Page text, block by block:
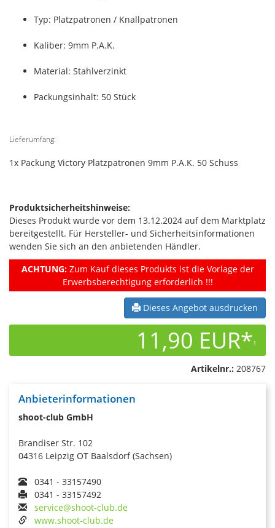
Typ: Platzpatronen / Knallpatronen
Kaliber: 9mm P.A.K.
Material: Stahlverzinkt
Packungsinhalt: 50 Stück
Lieferumfang:
1x Packung Victory Platzpatronen 9mm P.A.K. 50 Schuss
Produktsicherheitshinweise:
Dieses Produkt wurde vor dem 13.12.2024 auf dem Marktplatz
bereitgestellt. Für Hersteller- und Sicherheitsinformationen
wenden Sie sich an den anbietenden Händler.
ACHTUNG:Zum Kauf dieses Produkts ist die Vorlage der
Erwerbsberechtigung erforderlich !!!
Dieses Angebot ausdrucken
11,90 EUR*1
Artikelnr.: 208767
Anbieterinformationen
shoot-club GmbH
Brandiser Str. 102
04316 Leipzig OT Baalsdorf (Sachsen)
0341 - 33157490
0341 - 33157492
service@shoot-club.de
www.shoot-club.de